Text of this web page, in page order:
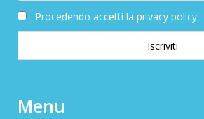
Procedendo accetti la privacy policy
Menu